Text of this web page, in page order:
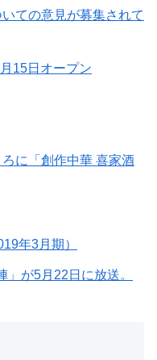
ての意見が募集されて
15日オープン
に「創作中華 喜家酒
年3月期）
が5月22日に放送。